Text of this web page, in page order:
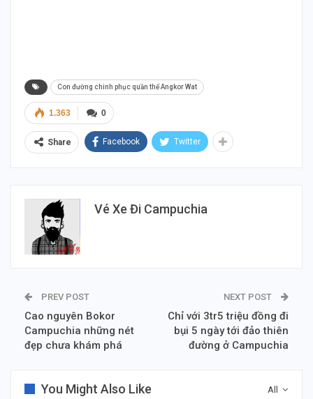
Con đường chinh phục quần thể Angkor Wat
0
1.363
Share Facebook Twitter
Vé Xe Đi Campuchia
PREV POST
Cao nguyên Bokor
Campuchia những nét
đẹp chưa khám phá
NEXT POST
Chỉ với 3tr5 triệu đồng đi
bụi 5 ngày tới đảo thiên
đường ở Campuchia
All
You Might Also Like